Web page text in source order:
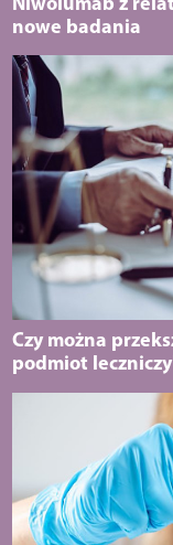
nowe badania
Czy można
podmiot